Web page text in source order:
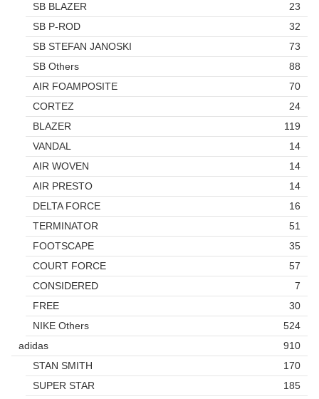
SB BLAZER
23
SB P-ROD
32
SB STEFAN JANOSKI
73
SB Others
88
AIR FOAMPOSITE
70
CORTEZ
24
BLAZER
119
VANDAL
14
AIR WOVEN
14
AIR PRESTO
14
DELTA FORCE
16
TERMINATOR
51
FOOTSCAPE
35
COURT FORCE
57
CONSIDERED
7
FREE
30
NIKE Others
524
adidas
910
STAN SMITH
170
SUPER STAR
185